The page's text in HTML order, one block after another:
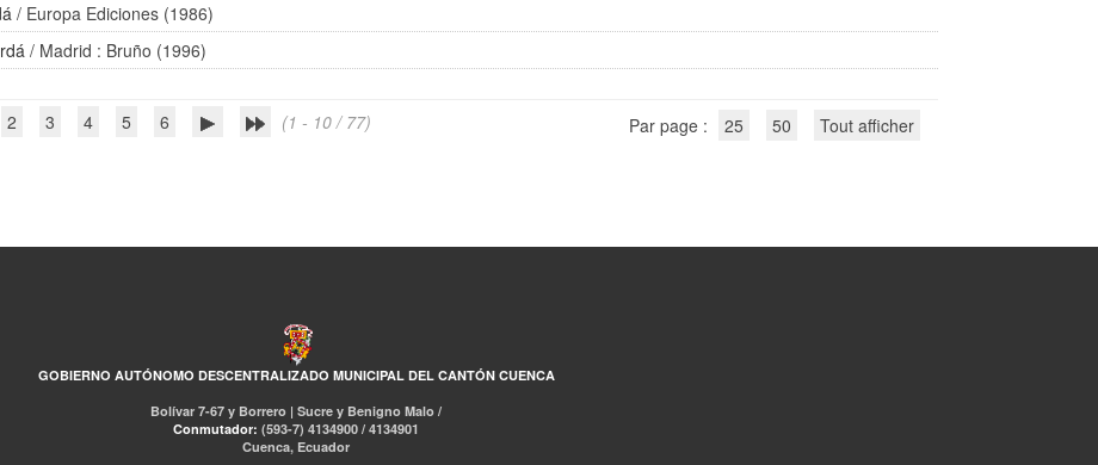
/ Europa Ediciones (1986)
/ Madrid : Bruño (1996)
2 3 4 5 6 (1 - 10 / 77) Par page : 25 50 Tout afficher
GOBIERNO AUTÓNOMO DESCENTRALIZADO MUNICIPAL DEL CANTÓN CUENCA
Bolívar 7-67 y Borrero | Sucre y Benigno Malo /
Conmutador: (593-7) 4134900 / 4134901
Cuenca, Ecuador